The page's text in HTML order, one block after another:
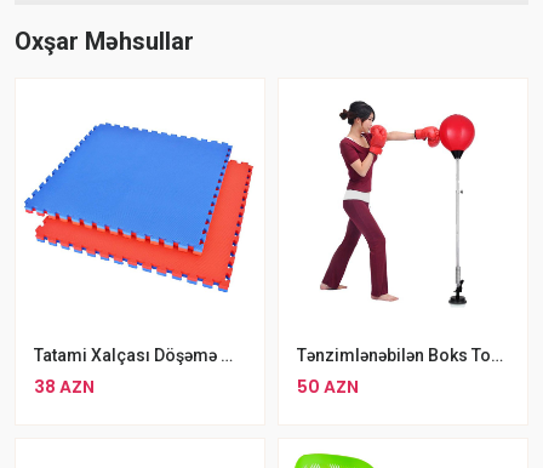
Oxşar Məhsullar
Tatami Xalçası Döşəmə Matı Gimnastika Üçün İkiterefli Mat
38 AZN
Tənzimlənəbilən Boks Topu Yüksək Dayanıqlı Sürət Boks Təlim Topu Seti
50 AZN